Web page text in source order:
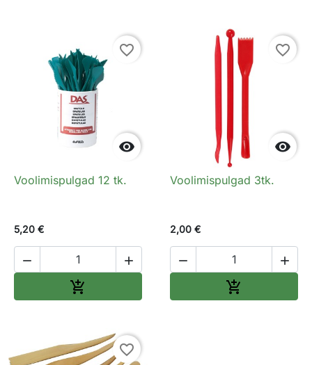

favorite_border
Voolimispulgad 12 tk.
5,20 €
 


favorite_border
Voolimispulgad 3tk.
2,00 €
 

favorite_border